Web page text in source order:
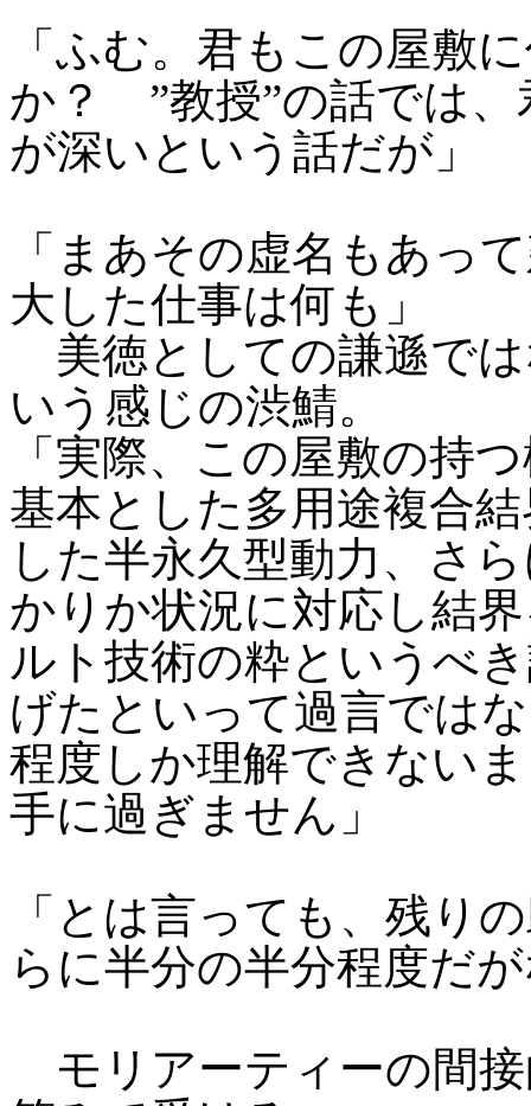
「ふむ。君もこの屋敷
か？ ”教授”の話では、
が深いという話だが」
「まあその虚名もあっ
大した仕事は何も」
美徳としての謙遜で
いう感じの渋鯖。
「実際、この屋敷の持
基本とした多用途複合
した半永久型動力、さ
かりか状況に対応し結
ルト技術の粋というべ
げたといって過言では
程度しか理解できない
手に過ぎません」
「とは言っても、残り
らに半分の半分程度だ
モリアーティーの間